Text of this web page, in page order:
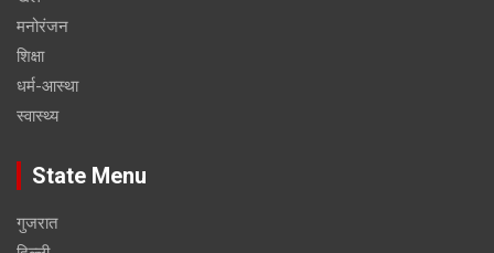
मनोरंजन
शिक्षा
धर्म-आस्था
स्वास्थ्य
State Menu
गुजरात